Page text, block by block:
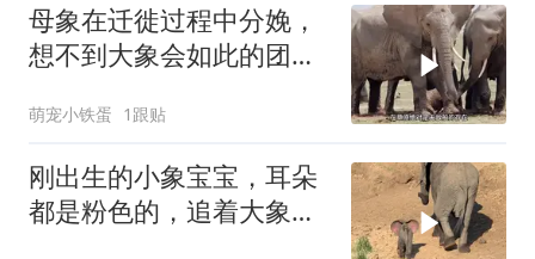
母象在迁徙过程中分娩，
想不到大象会如此的团结
萌宠小铁蛋 1跟贴
刚出生的小象宝宝，耳朵
都是粉色的，追着大象妈